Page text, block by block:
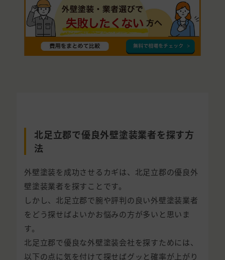
北足立郡で優良外壁塗装業者を探す方
法
外壁塗装を成功させるカギは、北足立郡の優良外
壁塗装業者を探すことです。
しかし、北足立郡で腕や評判の良い外壁塗装業者
をどう探せばよいかお悩みの方が多いと思いま
す。
北足立郡で優良な外壁塗装会社を探すためには、
以下の点に気を付けて探せばグッと確率が上がり